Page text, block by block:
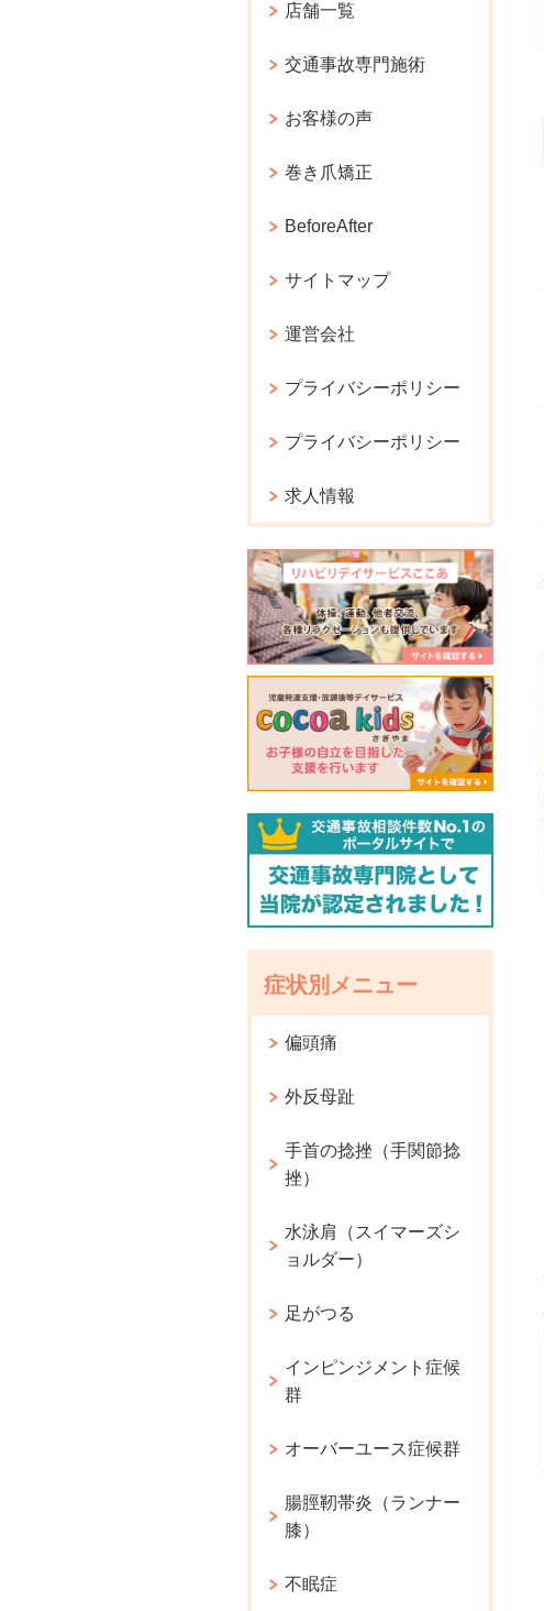
店舗一覧
交通事故専門施術
お客様の声
巻き爪矯正
BeforeAfter
サイトマップ
運営会社
プライバシーポリシー
プライバシーポリシー
求人情報
症状別メニュー
偏頭痛
外反母趾
手首の捻挫（手関節捻
挫）
水泳肩（スイマーズシ
ョルダー）
足がつる
インピンジメント症候
群
オーバーユース症候群
腸脛靭帯炎（ランナー
膝）
不眠症